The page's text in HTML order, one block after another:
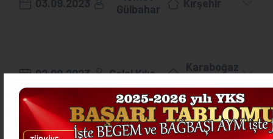
03.09.2023
Gülbahar
Kırşehir
02.09.2023 Celal Kılıç
Karaboğaz